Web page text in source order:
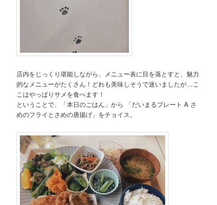
店内をじっくり堪能しながら、メニュー表に目を落とすと、魅力
的なメニューがたくさん！どれも美味しそうで迷いましたが…こ
こはやっぱりサメを食べます！
ということで、「本日のごはん」から 「だいまるプレート A さ
めのフライとさめの唐揚げ」をチョイス。